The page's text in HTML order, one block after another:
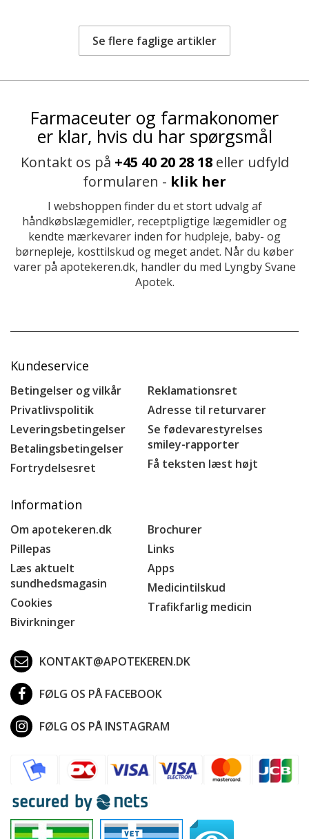
Se flere faglige artikler
Farmaceuter og farmakonomer
er klar, hvis du har spørgsmål
Kontakt os på +45 40 20 28 18eller udfyld
formularen - klik her
I webshoppen finder du et stort udvalg af
håndkøbslægemidler, receptpligtige lægemidler og
kendte mærkevarer inden for hudpleje, baby- og
børnepleje, kosttilskud og meget andet. Når du køber
varer på apotekeren.dk, handler du med Lyngby Svane
Apotek.
Kundeservice
Betingelser og vilkår
Privatlivspolitik
Leveringsbetingelser
Betalingsbetingelser
Fortrydelsesret
Reklamationsret
Adresse til returvarer
Se fødevarestyrelses
smiley-rapporter
Få teksten læst højt
Information
Om apotekeren.dk
Pillepas
Læs aktuelt
sundhedsmagasin
Cookies
Bivirkninger
Brochurer
Links
Apps
Medicintilskud
Trafikfarlig medicin
KONTAKT@APOTEKEREN.DK
FØLG OS PÅ FACEBOOK
FØLG OS PÅ INSTAGRAM